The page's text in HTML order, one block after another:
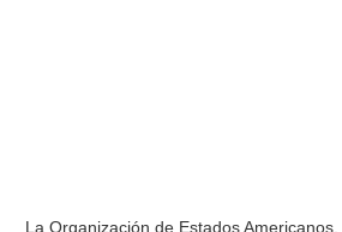
La Organización de Estados